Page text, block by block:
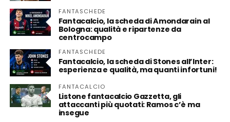
FANTASCHEDE
Fantacalcio, la scheda di Amondarain al
Bologna: qualità e ripartenze da
centrocampo
FANTASCHEDE
Fantacalcio, la scheda di Stones all’Inter:
esperienza e qualità, ma quanti infortuni!
FANTACALCIO
Listone fantacalcio Gazzetta, gli
attaccanti più quotati: Ramos c’è ma
insegue